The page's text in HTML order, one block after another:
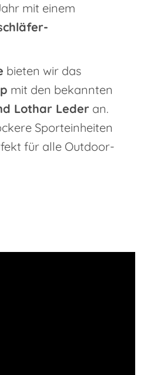
mit einem
bieten wir das
mit den bekannten
Lothar Leder an.
Sporteinheiten
für alle Outdoor-